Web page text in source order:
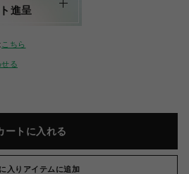
進呈
こちら
る
ートに入れる
入りアイテムに追加